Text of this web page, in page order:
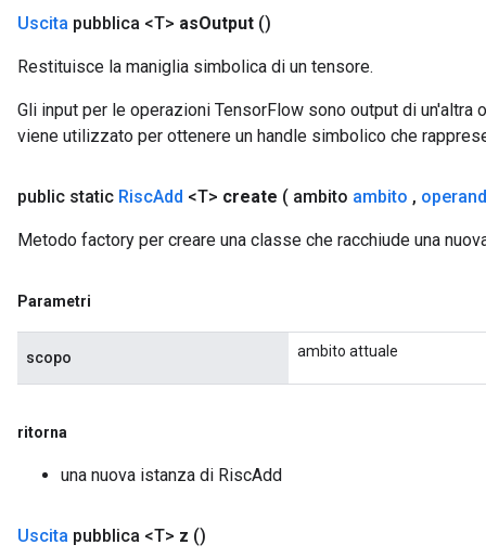
Uscita pubblica <T> asOutput ()
Restituisce la maniglia simbolica di un tensore.
Gli input per le operazioni TensorFlow sono output di un'altra
viene utilizzato per ottenere un handle simbolico che
public static RiscAdd <T> create ( ambito ambito ,
Metodo factory per creare una classe che racchiude una
Parametri
scopo ambito attuale
ritorna
una nuova istanza di RiscAdd
Uscita pubblica <T> z ()